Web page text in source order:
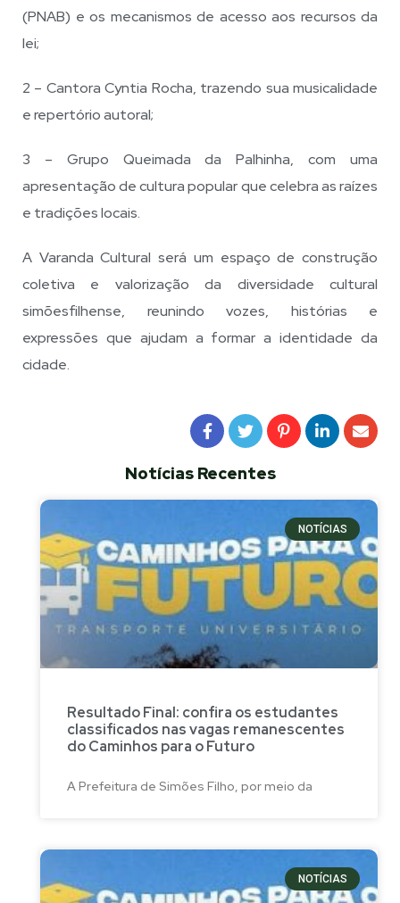
(PNAB) e os mecanismos de acesso aos recursos da
lei;
2 – Cantora Cyntia Rocha, trazendo sua musicalidade
e repertório autoral;
3 – Grupo Queimada da Palhinha, com uma
apresentação de cultura popular que celebra as raízes
e tradições locais.
A Varanda Cultural será um espaço de construção
coletiva e valorização da diversidade cultural
simõesfilhense, reunindo vozes, histórias e
expressões que ajudam a formar a identidade da
cidade.
Notícias Recentes
NOTÍCIAS
Resultado Final: confira os estudantes
classificados nas vagas remanescentes
do Caminhos para o Futuro
A Prefeitura de Simões Filho, por meio da
NOTÍCIAS